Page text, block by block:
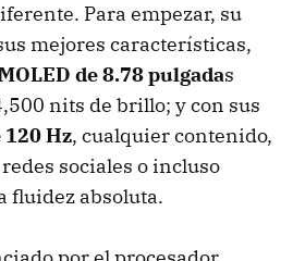
Para empezar, su
mejores características,
de 8.78 pulgadas
nits de brillo; y con sus
120 Hz, cualquier contenido,
sociales o incluso
fluidez absoluta.